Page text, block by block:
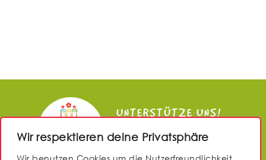
Wir respektieren deine Privatsphäre
UNTERSTÜTZE UNS!
JETZT SPENDEN